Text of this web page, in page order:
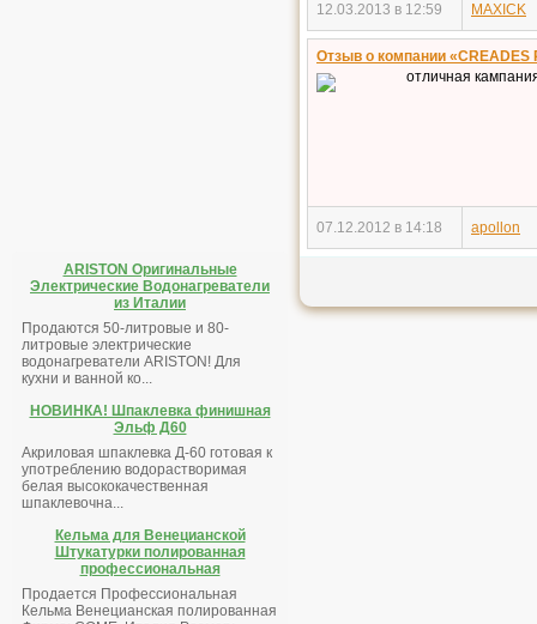
ARISTON Оригинальные
Электрические Водонагреватели
из Италии
Продаются 50-литровые и 80-
литровые электрические
водонагреватели ARISTON! Для
кухни и ванной ко...
НОВИНКА! Шпаклевка финишная
Эльф Д60
Акриловая шпаклевка Д-60 готовая к
употреблению водорастворимая
белая высококачественная
шпаклевочна...
Кельма для Венецианской
Штукатурки полированная
профессиональная
Продается Профессиональная
Кельма Венецианская полированная
12.03.2013 в 12:59 MAXICK
Отзыв о компании «CREADES
отличная
07.12.2012 в 14:18 apollon